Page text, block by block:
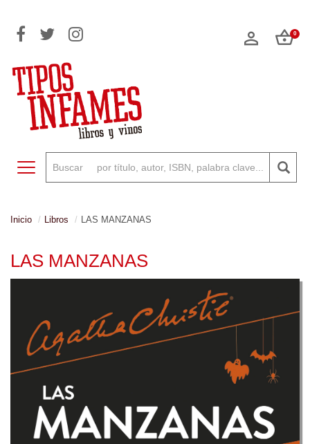
0
Toggle navigation
Inicio Libros LAS MANZANAS
LAS MANZANAS